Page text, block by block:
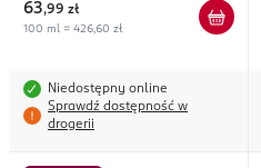
63,99 zł
100 ml = 426,60 zł
Niedostępny online
Sprawdź dostępność w
drogerii